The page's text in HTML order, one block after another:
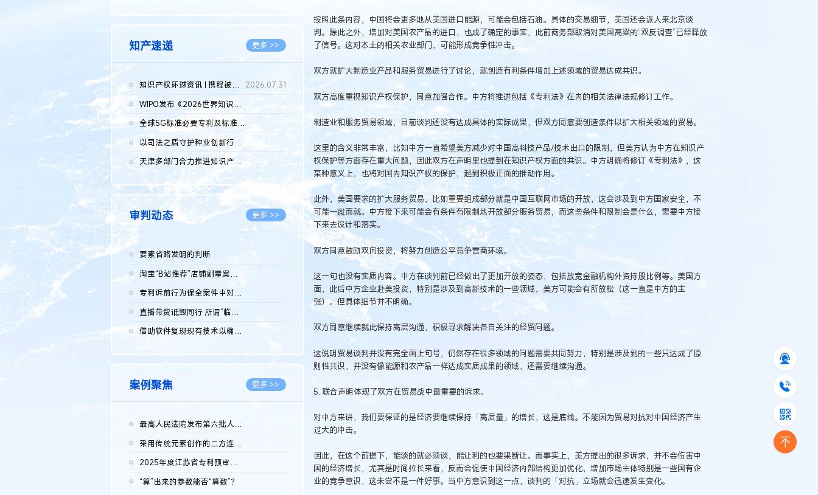
知产速递 更多 >>
知识产权环球资讯 | 携程被市监总局罚51.79亿；瑞幸泰国商标案上...
2026.07.31
WIPO发布《2026世界知识产权报告》 含报告全文
全球5G标准必要专利及标准提案研究报告（2026年）全文发布
以司法之盾守护种业创新行稳致远
2026.08.05
天津多部门合力推进知识产权保护工作
2026.08.05
审判动态 更多 >>
要素省略发明的判断
淘宝“B站推荐”店铺刷量案维持原判，两被告连带赔偿150万元
专利诉前行为保全案件中对仿制药申请人曾作出三类声明的考量及违...
直播带货诋毁同行 所谓“临场发挥”不免责
借助软件复现现有技术以确认相关参数特征是否被公开
案例聚焦 更多 >>
最高人民法院发布第六批人民法院种业知识产权司法保护典型案例 含...
采用传统元素创作的二方连续装饰图案作品的独创性及侵权对比认定
2025年度江苏省专利预审典型案例
“算”出来的参数能否“算数”？
按照此条内容，中国将会更多地从美国进口能源，可能会包括石油。具体的交易细节，美国还会派人来北京谈
判。除此之外，增加对美国农产品的进口，也成了确定的事实，此前商务部取消对美国高粱的“双反调查”已经释放
了信号。这对本土的相关农业部门，可能形成竞争性冲击。
双方就扩大制造业产品和服务贸易进行了讨论，就创造有利条件增加上述领域的贸易达成共识。
双方高度重视知识产权保护，同意加强合作。中方将推进包括《专利法》在内的相关法律法规修订工作。
制造业和服务贸易领域，目前谈判还没有达成具体的实际成果，但双方同意要创造条件以扩大相关领域的贸易。
这里的含义非常丰富，比如中方一直希望美方减少对中国高科技产品/技术出口的限制，但美方认为中方在知识产
权保护等方面存在重大问题，因此双方在声明里也提到在知识产权方面的共识。中方明确将修订《专利法》，这
某种意义上，也将对国内知识产权的保护，起到积极正面的推动作用。
此外，美国要求的扩大服务贸易，比如重要组成部分就是中国互联网市场的开放，这会涉及到中方国家安全，不
可能一蹴而就。中方接下来可能会有条件有限制地开放部分服务贸易，而这些条件和限制会是什么，需要中方接
下来去设计和落实。
双方同意鼓励双向投资，将努力创造公平竞争营商环境。
这一句也没有实质内容。中方在谈判前已经做出了更加开放的姿态，包括放宽金融机构外资持股比例等。美国方
面，此后中方企业赴美投资，特别是涉及到高新技术的一些领域，美方可能会有所放松（这一直是中方的主
张）。但具体细节并不明确。
双方同意继续就此保持高层沟通，积极寻求解决各自关注的经贸问题。
这说明贸易谈判并没有完全画上句号，仍然存在很多领域的问题需要共同努力，特别是涉及到的一些只达成了原
则性共识，并没有像能源和农产品一样达成实质成果的领域，还需要继续沟通。
5. 联合声明体现了双方在贸易战中最重要的诉求。
对中方来讲，我们要保证的是经济要继续保持「高质量」的增长，这是底线。不能因为贸易对抗对中国经济产生
过大的冲击。
因此，在这个前提下，能谈的就必须谈，能让利的也要果断让。而事实上，美方提出的很多诉求，并不会伤害中
国的经济增长，尤其是时间拉长来看，反而会促使中国经济内部结构更加优化，增加市场主体特别是一些国有企
业的竞争意识，这未尝不是一件好事。当中方意识到这一点，谈判的「对抗」立场就会迅速发生变化。